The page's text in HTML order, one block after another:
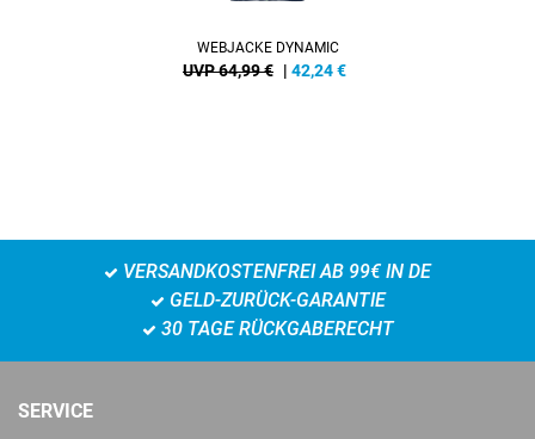
WEBJACKE DYNAMIC
UVP 64,99 € | 42,24€
VERSANDKOSTENFREI AB 99€ IN DE
GELD-ZURÜCK-GARANTIE
30 TAGE RÜCKGABERECHT
SERVICE